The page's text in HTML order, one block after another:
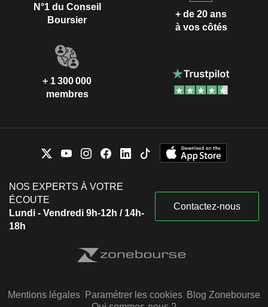
N°1 du Conseil
Boursier
+ de 20 ans
à vos côtés
+ 1 300 000
membres
NOS EXPERTS À VOTRE
ÉCOUTE
Lundi - Vendredi 9h-12h / 14h-
18h
Contactez-nous
Mentions légales Paramétrer les cookies Blog Zonebourse